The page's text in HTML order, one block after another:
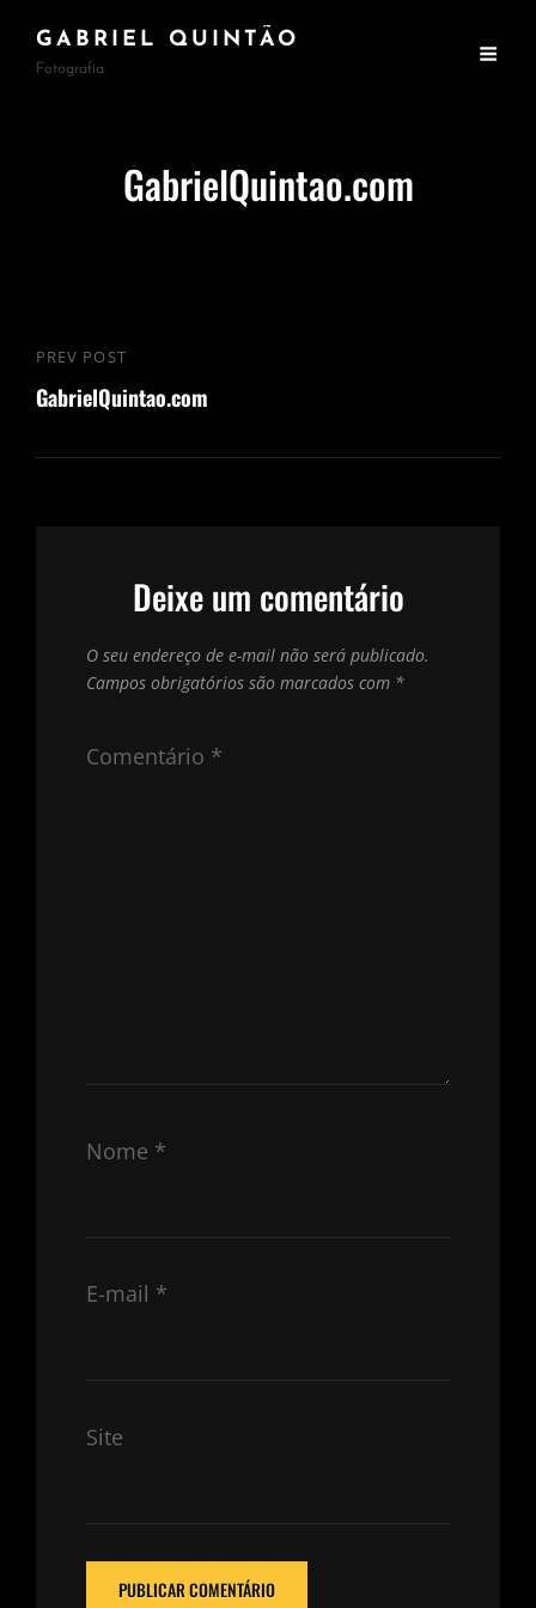
GABRIEL QUINTÃO
Fotografia
GabrielQuintao.com
Navegação
de
Previous
Post
PREV POST
GabrielQuintao.com
Deixe um comentário
O seu endereço de e-mail não será publicado.
Campos obrigatórios são marcados com *
Comentário *
Nome *
E-mail *
Site